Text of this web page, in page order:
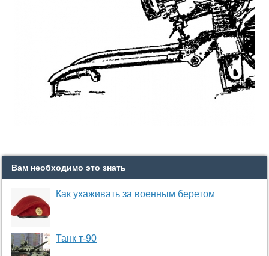
Вам необходимо это знать
Как ухаживать за военным беретом
Танк т-90